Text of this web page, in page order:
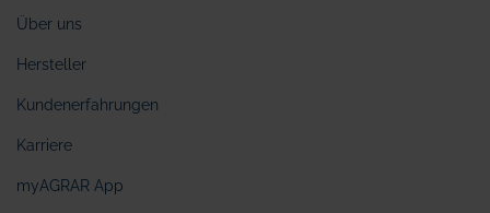
Über uns
Hersteller
Kundenerfahrungen
Karriere
myAGRAR App